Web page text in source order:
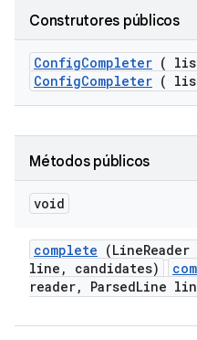
Construtores públicos
ConfigCompleter (
ConfigCompleter (
Métodos públicos
void
complete (Line
line , candidates)
reader, ParsedLine